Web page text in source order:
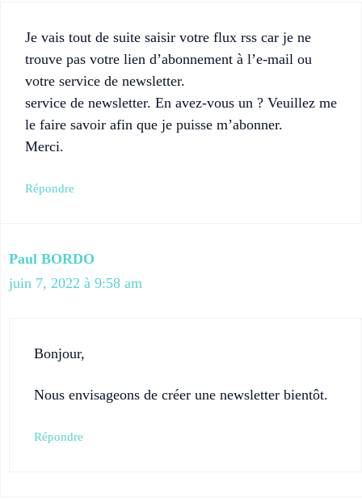
Je vais tout de suite saisir votre flux rss car je ne
trouve pas votre lien d’abonnement à l’e-mail ou
votre service de newsletter.
service de newsletter. En avez-vous un ? Veuillez me
le faire savoir afin que je puisse m’abonner.
Merci.
Répondre
Paul BORDO
juin 7, 2022 à 9:58 am
Bonjour,
Nous envisageons de créer une newsletter bientôt.
Répondre